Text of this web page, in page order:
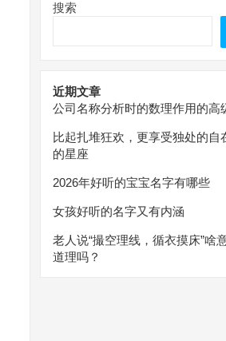
搜索
近期文章
公司名称分析时的数理作用的高
比起扎堆狂欢，更享受独处的自
的星座
2026年好听的宝宝名字有哪些
女孩好听的名字又有内涵
老人说“撮空理线，循衣摸床”啥
道理吗？